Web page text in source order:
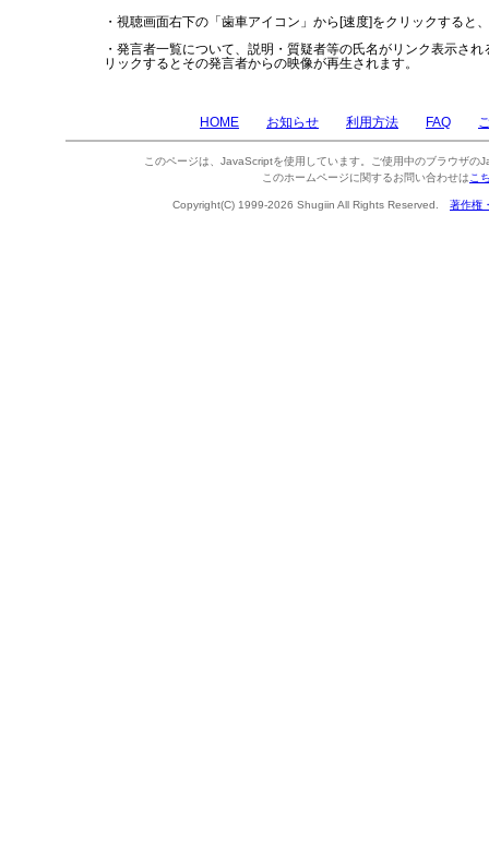
・視聴画面右下の「歯車アイコン」から[速度]をクリックすると
・発言者一覧について、説明・質疑者等の氏名がリンク表示さ
リックするとその発言者からの映像が再生されます。
HOME お知らせ 利用方法 FAQ
このページは、JavaScriptを使用しています。ご使用中のブラウザの
このホームページに関するお問い合わせは こ
Copyright(C) 1999-2026 Shugiin All Rights Reserved. 著作権